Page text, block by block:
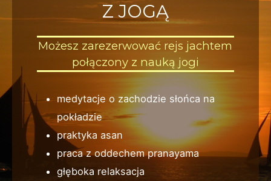
Z JOGĄ
Możesz zarezerwować rejs jachtem
połączony z nauką jogi
medytacje o zachodzie słońca na
pokładzie
praktyka asan
praca z oddechem pranayama
głęboka relaksacja